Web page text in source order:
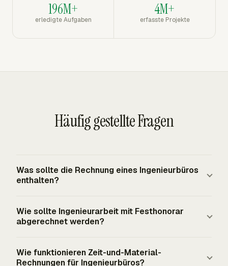
196M+
erledigte Aufgaben
4M+
erfasste Projekte
Häufig gestellte Fragen
Was sollte die Rechnung eines Ingenieurbüros
enthalten?
Kundendaten, Rechnungsnummer, Rechnungsdatum,
Abrechnungszeitraum, Projektname, Vertrags- oder
Abrechnungsgrundlage, Positionsbeträge,
Wie sollte Ingenieurarbeit mit Festhonorar
abgerechnet werden?
genehmigter Phase, Meilenstein oder prozentualem
Wie funktionieren Zeit-und-Material-
Rechnungen für Ingenieurbüros?